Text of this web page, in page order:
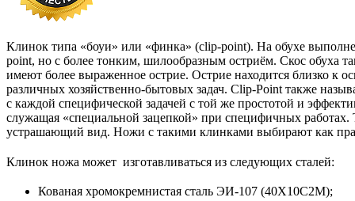
Клинок типа «боуи» или «финка» (clip-point). На обухе
point, но с более тонким, шилообразным остриём. Скос обуха
имеют более выраженное острие. Острие находится близко к
различных хозяйственно-бытовых задач. Clip-Point также
с каждой специфической задачей с той же простотой и
служащая «специальной зацепкой» при специфичных
устрашающий вид. Ножи с такими клинками выбирают как
Клинок ножа может изготавливаться из следующих сталей:
Кованая хромокремнистая сталь ЭИ-107 (40Х10С2М);